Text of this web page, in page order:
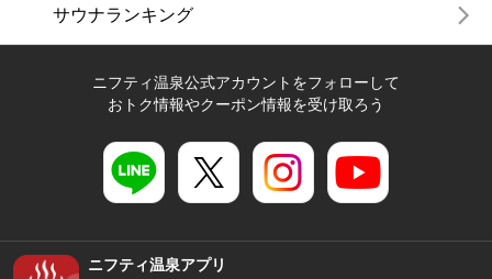
サウナランキング
ニフティ温泉公式アカウントをフォローして
おトク情報やクーポン情報を受け取ろう
ニフティ温泉アプリ